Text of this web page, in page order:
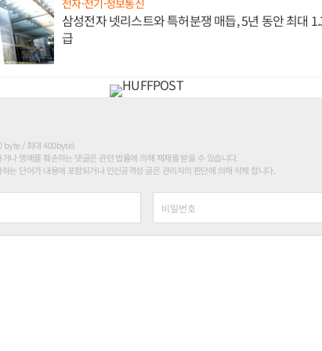
삼성전자 넷리스트와 특허분쟁 매듭, 5년 동안 최대
급
byte / 최대 400byte)
나 명예를 훼손하는 댓글은 관련 법률에 의해 제재를 받을 수 있습니다.
는 단어가 내용에 포함되거나 인신공격성 글은 관리자의 판단에 의해 삭제 합니다.